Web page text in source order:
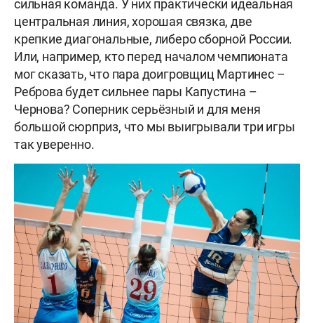
сильная команда. У них практически идеальная
центральная линия, хорошая связка, две
крепкие диагональные, либеро сборной России.
Или, например, кто перед началом чемпионата
мог сказать, что пара доигровщиц Мартинес –
Реброва будет сильнее пары Капустина –
Чернова? Соперник серьёзный и для меня
большой сюрприз, что мы выигрывали три игры
так уверенно.